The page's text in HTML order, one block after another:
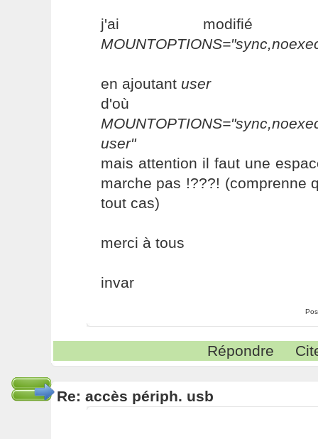
j'ai modifié
en ajoutant user
user"
mais attention il faut une
marche pas !???! (comprenne
tout cas)
merci à tous
invar
Répondre
Re: accès périph. usb